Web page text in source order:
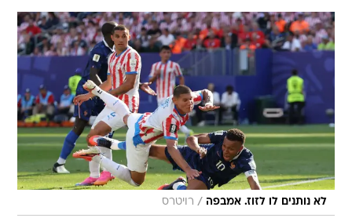
לא נותנים לו לזוז. אמבפה / רויטרס